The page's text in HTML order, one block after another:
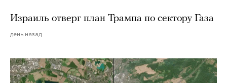
Израиль отверг план Трампа по сектору Газа
день назад